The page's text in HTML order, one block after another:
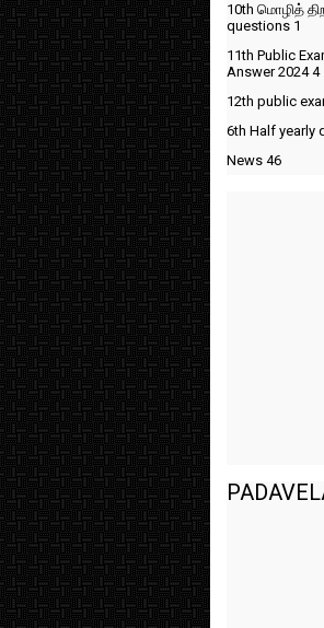
10th மொழித்
questions 1
11th Public
Answer 20244
12th public
6th Half yearly
News 46